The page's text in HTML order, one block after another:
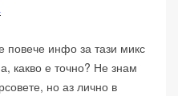
повече инфо за тази микс
какво е точно? Не знам
но аз лично в